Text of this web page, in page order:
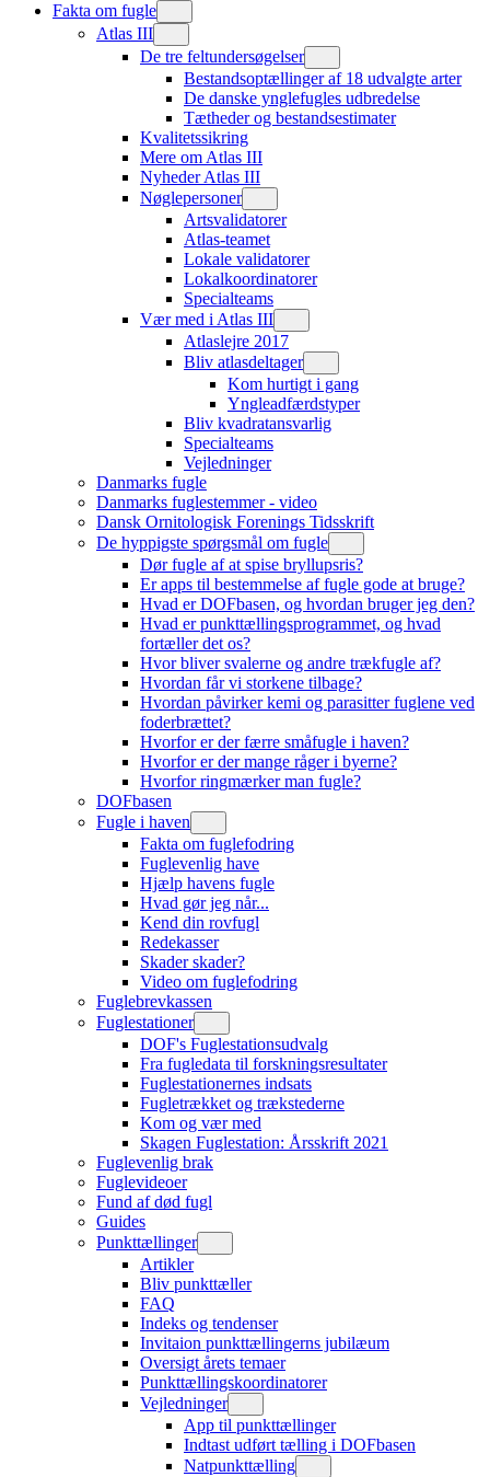
Fakta om fugle
Atlas III
De tre feltundersøgelser
Bestandsoptællinger af 18 udvalgte arter
De danske ynglefugles udbredelse
Tætheder og bestandsestimater
Kvalitetssikring
Mere om Atlas III
Nyheder Atlas III
Nøglepersoner
Artsvalidatorer
Atlas-teamet
Lokale validatorer
Lokalkoordinatorer
Specialteams
Vær med i Atlas III
Atlaslejre 2017
Bliv atlasdeltager
Kom hurtigt i gang
Yngleadfærdstyper
Bliv kvadratansvarlig
Specialteams
Vejledninger
Danmarks fugle
Danmarks fuglestemmer - video
Dansk Ornitologisk Forenings Tidsskrift
De hyppigste spørgsmål om fugle
Dør fugle af at spise bryllupsris?
Er apps til bestemmelse af fugle gode at bruge?
Hvad er DOFbasen, og hvordan bruger jeg den?
Hvad er punkttællingsprogrammet, og hvad
fortæller det os?
Hvor bliver svalerne og andre trækfugle af?
Hvordan får vi storkene tilbage?
Hvordan påvirker kemi og parasitter fuglene ved
foderbrættet?
Hvorfor er der færre småfugle i haven?
Hvorfor er der mange råger i byerne?
Hvorfor ringmærker man fugle?
DOFbasen
Fugle i haven
Fakta om fuglefodring
Fuglevenlig have
Hjælp havens fugle
Hvad gør jeg når...
Kend din rovfugl
Redekasser
Skader skader?
Video om fuglefodring
Fuglebrevkassen
Fuglestationer
DOF's Fuglestationsudvalg
Fra fugledata til forskningsresultater
Fuglestationernes indsats
Fugletrækket og trækstederne
Kom og vær med
Skagen Fuglestation: Årsskrift 2021
Fuglevenlig brak
Fuglevideoer
Fund af død fugl
Guides
Punkttællinger
Artikler
Bliv punkttæller
FAQ
Indeks og tendenser
Invitaion punkttællingerns jubilæum
Oversigt årets temaer
Punkttællingskoordinatorer
Vejledninger
App til punkttællinger
Indtast udført tælling i DOFbasen
Natpunkttælling